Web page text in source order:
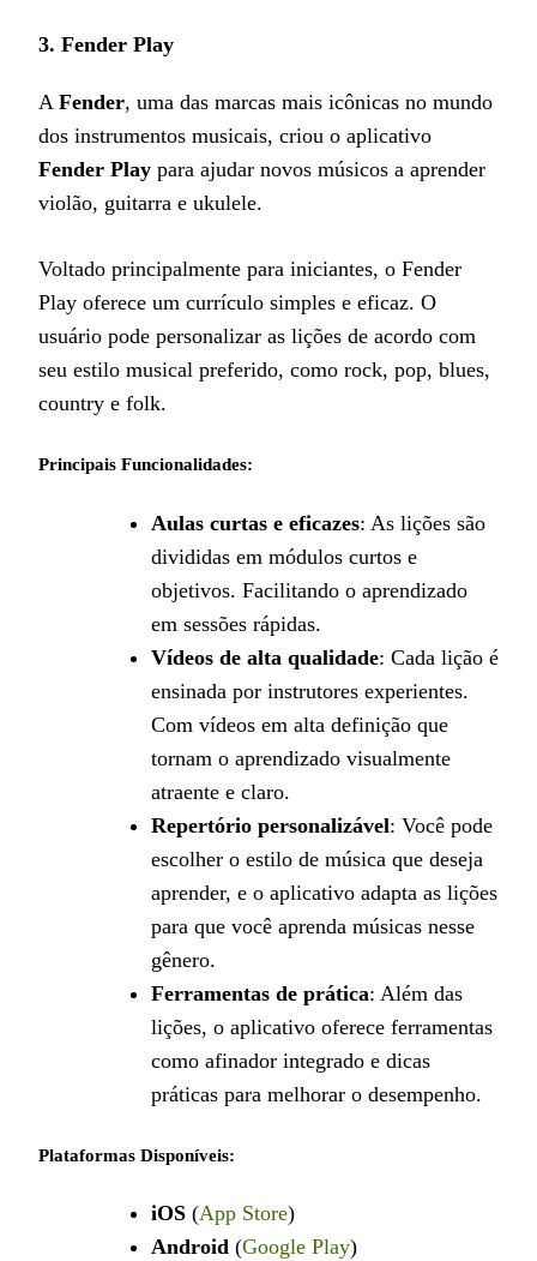
3. Fender Play
A Fender, uma das marcas mais icônicas no mundo
dos instrumentos musicais, criou o aplicativo
Fender Play para ajudar novos músicos a aprender
violão, guitarra e ukulele.
Voltado principalmente para iniciantes, o Fender
Play oferece um currículo simples e eficaz. O
usuário pode personalizar as lições de acordo com
seu estilo musical preferido, como rock, pop, blues,
country e folk.
Principais Funcionalidades:
Aulas curtas e eficazes: As lições são
divididas em módulos curtos e
objetivos. Facilitando o aprendizado
em sessões rápidas.
Vídeos de alta qualidade: Cada lição é
ensinada por instrutores experientes.
Com vídeos em alta definição que
tornam o aprendizado visualmente
atraente e claro.
Repertório personalizável: Você pode
escolher o estilo de música que deseja
aprender, e o aplicativo adapta as lições
para que você aprenda músicas nesse
gênero.
Ferramentas de prática: Além das
lições, o aplicativo oferece ferramentas
como afinador integrado e dicas
práticas para melhorar o desempenho.
Plataformas Disponíveis:
iOS (App Store)
Android (Google Play)